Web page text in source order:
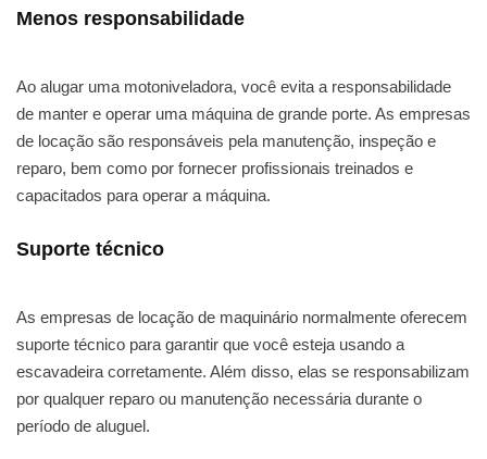
Menos responsabilidade
Ao alugar uma motoniveladora, você evita a responsabilidade
de manter e operar uma máquina de grande porte. As empresas
de locação são responsáveis pela manutenção, inspeção e
reparo, bem como por fornecer profissionais treinados e
capacitados para operar a máquina.
Suporte técnico
As empresas de locação de maquinário normalmente oferecem
suporte técnico para garantir que você esteja usando a
escavadeira corretamente. Além disso, elas se responsabilizam
por qualquer reparo ou manutenção necessária durante o
período de aluguel.